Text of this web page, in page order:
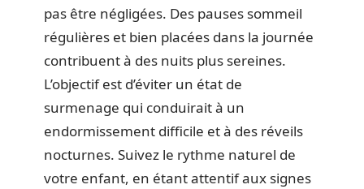
pas être négligées. Des pauses sommeil
régulières et bien placées dans la journée
contribuent à des nuits plus sereines.
L’objectif est d’éviter un état de
surmenage qui conduirait à un
endormissement difficile et à des réveils
nocturnes. Suivez le rythme naturel de
votre enfant, en étant attentif aux signes